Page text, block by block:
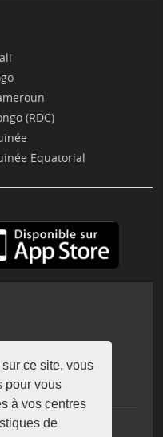
ce site, vous
pour vous
à vos centres
de
(RDC)
Equatorial